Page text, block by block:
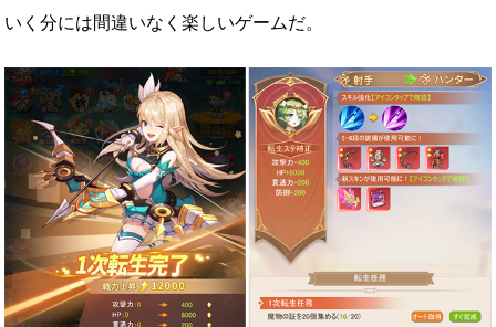
いく分には間違いなく楽しいゲームだ。